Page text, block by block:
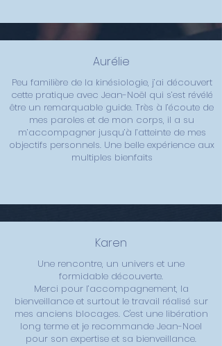
Aurélie
Peu familière de la kinésiologie, j’ai découvert
cette pratique avec Jean-Noël qui s’est révélé
être un remarquable guide. Très à l’écoute de
mes paroles et de mon corps, il a su
m’accompagner jusqu’à l’atteinte de mes
objectifs personnels. Une belle expérience aux
multiples bienfaits
Karen
Une rencontre, un univers et une
formidable découverte.
Merci pour l’accompagnement, la
bienveillance et surtout le travail réalisé sur
mes anciens blocages. C'est une libération
long terme et je recommande Jean-Noel
pour son expertise et sa bienveillance.